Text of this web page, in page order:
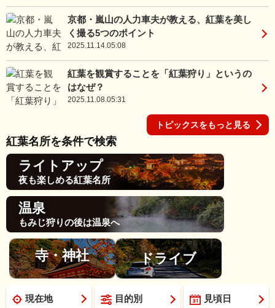
京都・嵐山の人力車夫が教える、紅葉を美し
く撮る5つのポイント
2025.11.14.05:08
紅葉を観賞することを「紅葉狩り」というの
はなぜ？
2025.11.08.05:31
トピックスをもっと見る
紅葉名所を条件で検索
ライトアップ
夜も楽しめる紅葉名所
温泉
もみじ狩りの後は温泉へ
寺・神社 ドライブ
現在地 目的別 見頃日